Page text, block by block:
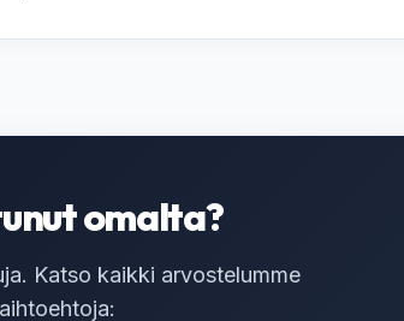
omalta?
Katso kaikki arvostelumme